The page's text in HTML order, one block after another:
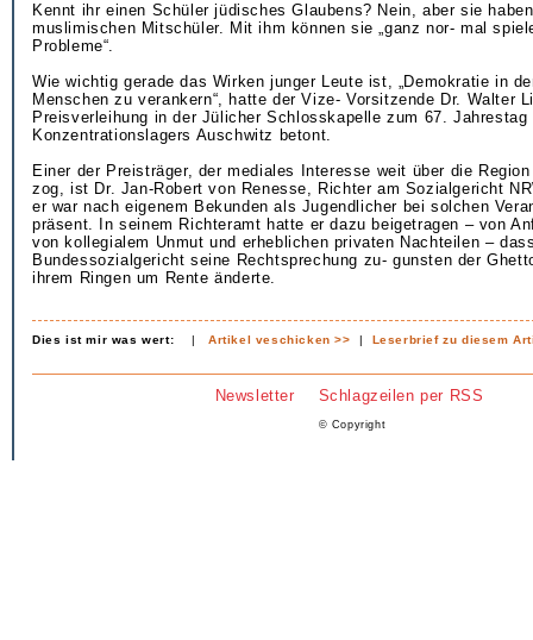
Kennt ihr einen Schüler jüdisches Glaubens? Nein, aber sie
muslimischen Mitschüler. Mit ihm können sie „ganz nor- mal
Probleme“.
Wie wichtig gerade das Wirken junger Leute ist, „Demokratie in
Menschen zu verankern“, hatte der Vize- Vorsitzende Dr. Walter
Preisverleihung in der Jülicher Schlosskapelle zum 67. Jahrestag
Konzentrationslagers Auschwitz betont.
Einer der Preisträger, der mediales Interesse weit über die
zog, ist Dr. Jan-Robert von Renesse, Richter am Sozialgericht
er war nach eigenem Bekunden als Jugendlicher bei solchen
präsent. In seinem Richteramt hatte er dazu beigetragen – von
von kollegialem Unmut und erheblichen privaten Nachteilen –
Bundessozialgericht seine Rechtsprechung zu- gunsten der
ihrem Ringen um Rente änderte.
Dies ist mir was wert: |Artikel veschicken >> | Leserbrief zu diesem
Newsletter Schlagzeilen per RSS
© Copyright